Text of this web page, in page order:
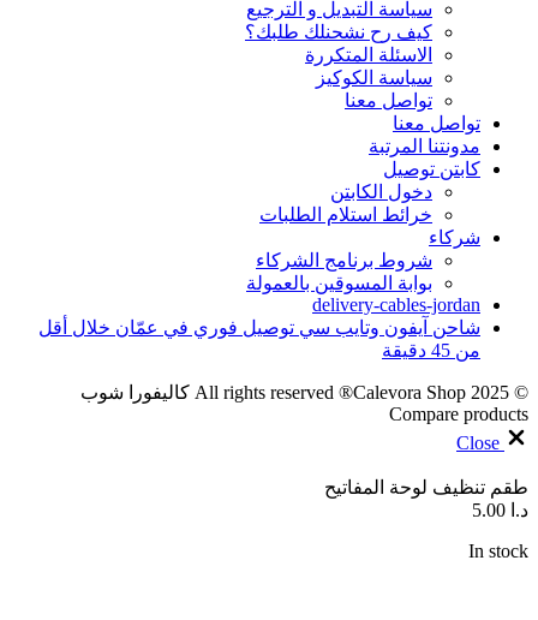
سياسة التبديل و الترجيع
كيف رح نشحنلك طلبك؟
الاسئلة المتكررة
سياسة الكوكيز
تواصل معنا
تواصل معنا
مدونتنا المرتبة
كابتن توصيل
دخول الكابتن
خرائط استلام الطلبات
شركاء
شروط برنامج الشركاء
بوابة المسوقين بالعمولة
delivery-cables-jordan
شاحن آيفون وتايب سي توصيل فوري في عمّان خلال أقل
من 45 دقيقة
© 2025 All rights reserved ®Calevora Shop كاليفورا شوب
Compare products
Close
طقم تنظيف لوحة المفاتيح
د.ا
In stock